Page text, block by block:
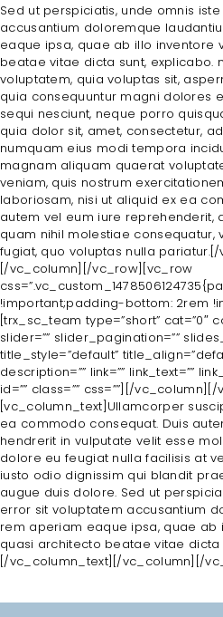
H
O
M
E
A
B
O
U
T
A
L
L
T
R
E
A
T
M
E
N
T
Sed ut perspiciatis, unde omnis
accusantium doloremque
eaque ipsa, quae ab illo inventore
beatae vitae dicta sunt, explicabo.
voluptatem, quia voluptas sit,
quia consequuntur magni dolores
sequi nesciunt, neque porro
quia dolor sit, amet, consectetur,
numquam eius modi tempora
magnam aliquam quaerat
veniam, quis nostrum
laboriosam, nisi ut aliquid ex ea
autem vel eum iure reprehenderit,
quam nihil molestiae consequatur,
fugiat, quo voluptas nulla
[/vc_column][/vc_row][vc_row
!important;padding-bottom: 2rem
[trx_sc_team type=”short” cat=”0″
slider=”” slider_pagination=””
title_style=”default”
description=”” link=”” link_text=””
id=”” class=”” css=””][/
[vc_column_text]Ullamcorper
ea commodo consequat. Duis
hendrerit in vulputate velit esse
dolore eu feugiat nulla facilisis at
iusto odio dignissim qui blandit
augue duis dolore. Sed ut
error sit voluptatem accusantium
rem aperiam eaque ipsa, quae ab
quasi architecto beatae vitae dicta
[/vc_column_text][/vc_column][/